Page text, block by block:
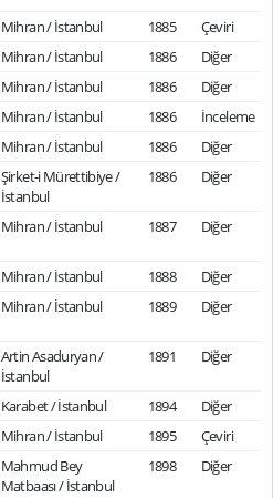
Mihran / İstanbul 1885
Çeviri
Mihran / İstanbul 1886
Diğer
Mihran / İstanbul 1886
Diğer
Mihran / İstanbul 1886
İnceleme
Mihran / İstanbul 1886
Diğer
Şirket-i Mürettibiye /
İstanbul
1886 Diğer
Mihran / İstanbul 1887 Diğer
Mihran / İstanbul 1888
Diğer
Mihran / İstanbul 1889 Diğer
Artin Asaduryan /
İstanbul
1891 Diğer
Karabet / İstanbul 1894
Diğer
Mihran / İstanbul 1895
Çeviri
Mahmud Bey
Matbaası / İstanbul
1898 Diğer